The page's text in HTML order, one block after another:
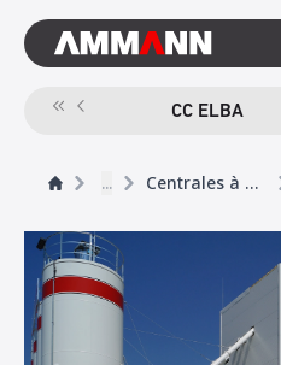
CC ELBA
... Centrales à béton